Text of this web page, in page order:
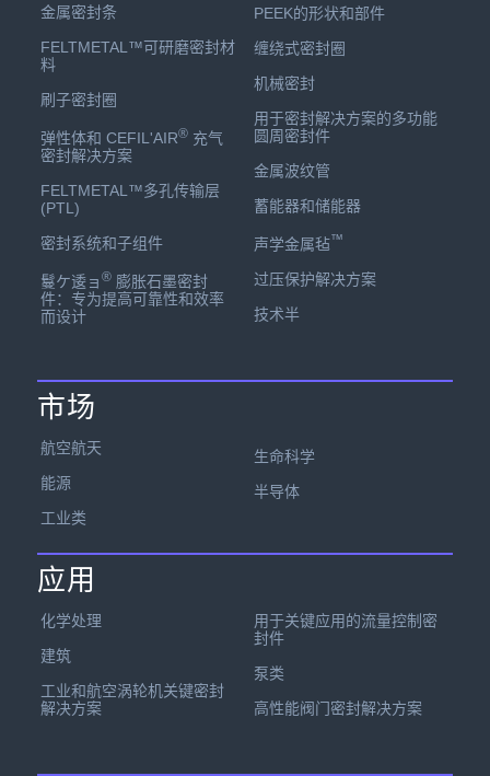
金属密封条
FELTMETAL™可研磨密封材
料
刷子密封圈
弹性体和 CEFIL'AIR®充气
密封解决方案
FELTMETAL™多孔传输层
(PTL)
密封系统和子组件
鬘ケ逶ョ ®膨胀石墨密封
件：专为提高可靠性和效率
而设计
PEEK的形状和部件
缠绕式密封圈
机械密封
用于密封解决方案的多功能
圆周密封件
金属波纹管
蓄能器和储能器
声学金属毡™
过压保护解决方案
技术半
市场
航空航天
能源
工业类
生命科学
半导体
应用
化学处理
建筑
工业和航空涡轮机关键密封
解决方案
用于关键应用的流量控制密
封件
泵类
高性能阀门密封解决方案